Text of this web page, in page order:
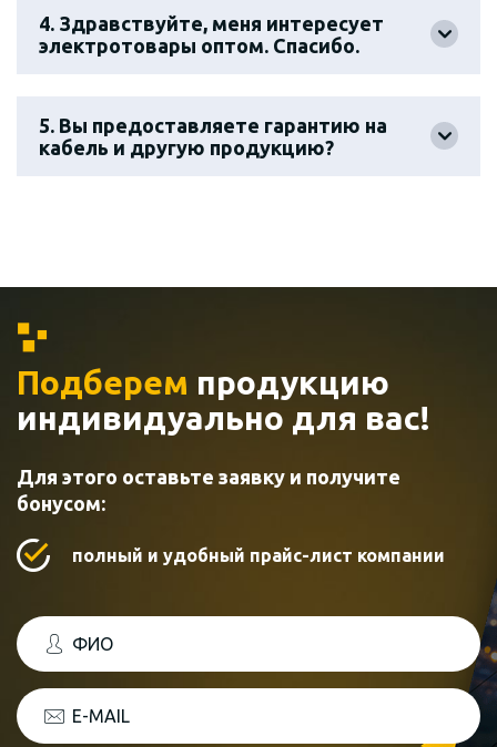
4. Здравствуйте, меня интересует
электротовары оптом. Спасибо.
5. Вы предоставляете гарантию на
кабель и другую продукцию?
Подберем продукцию
индивидуально для вас!
Для этого оставьте заявку и получите
бонусом:
полный и удобный прайс-лист компании
ФИО
E-MAIL